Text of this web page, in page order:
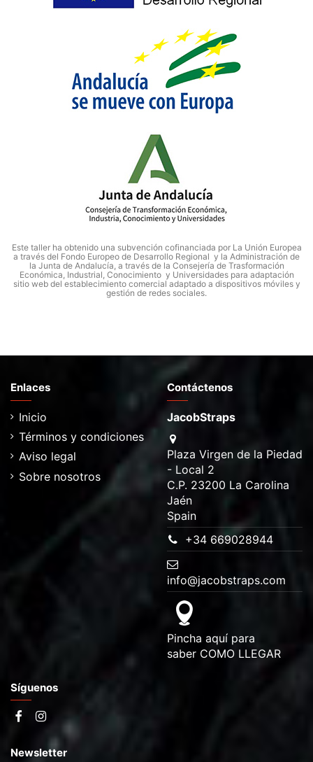
Este taller ha obtenido una subvención cofinanciada por La Unión Europea
a través del Fondo Europeo de Desarrollo Regional y la Administración de
la Junta de Andalucía, a través de la Consejería de Trasformación
Económica, Industrial, Conocimiento y Universidades para adaptación
sitio web del establecimiento comercial adaptado a dispositivos móviles y
gestión de redes sociales.
Enlaces
Inicio
Términos y condiciones
Aviso legal
Sobre nosotros
Contáctenos
JacobStraps
Plaza Virgen de la Piedad
- Local 2
C.P. 23200 La Carolina
Jaén
Spain
+34 669028944
info@jacobstraps.com
Pincha aquí para
saber COMO LLEGAR
Síguenos
Newsletter